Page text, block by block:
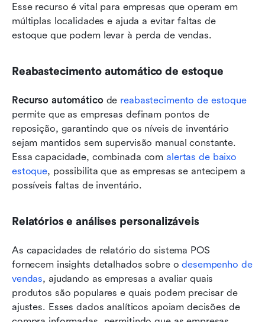
Esse recurso é vital para empresas que operam em
múltiplas localidades e ajuda a evitar faltas de
estoque que podem levar à perda de vendas.
Reabastecimento automático de estoque
Recurso automático de reabastecimento de estoque
permite que as empresas definam pontos de
reposição, garantindo que os níveis de inventário
sejam mantidos sem supervisão manual constante.
Essa capacidade, combinada com alertas de baixo
estoque, possibilita que as empresas se antecipem a
possíveis faltas de inventário.
Relatórios e análises personalizáveis
As capacidades de relatório do sistema POS
fornecem insights detalhados sobre o desempenho de
vendas, ajudando as empresas a avaliar quais
produtos são populares e quais podem precisar de
ajustes. Esses dados analíticos apoiam decisões de